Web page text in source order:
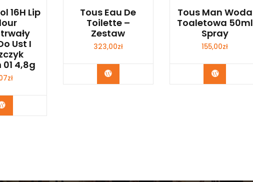
16H Lip
Ust I
4,8g
zł
Zobacz
Tous Eau De
Toilette –
Zestaw
323,00zł
Zobacz
Tous Man Woda
Toaletowa 50ml
Spray
155,00zł
Zobacz